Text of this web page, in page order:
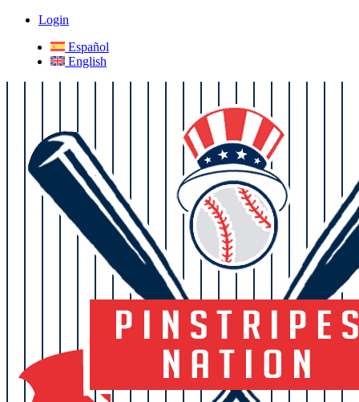
Login
Español
English